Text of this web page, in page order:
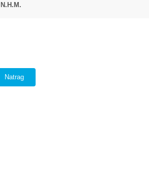
N.H.M.
Natrag